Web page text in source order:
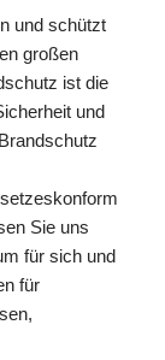
und schützt
großen
ist die
und
Sie uns
für sich und
für